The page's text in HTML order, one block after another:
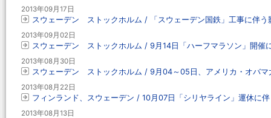
2013年09月17日
スウェーデン ストックホルム / 「スウェーデン国鉄」工事に伴う
2013年09月02日
スウェーデン ストックホルム / 9月14日「ハーフマラソン」開催
2013年08月30日
スウェーデン ストックホルム / 9月04～05日、アメリカ・オバマ
2013年08月22日
フィンランド、スウェーデン / 10月07日「シリヤライン」運休に
2013年08月13日